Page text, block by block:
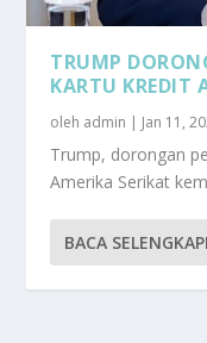
TRUMP
KARTU KREDIT
oleh admin | Jan 11,
Trump, dorongan
Amerika Serikat
BACA